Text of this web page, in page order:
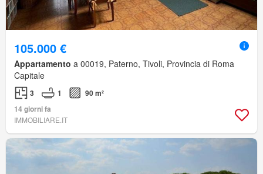
105.000 €
Appartamento a 00019, Paterno, Tivoli, Provincia di Roma
Capitale
3 1
90 m²
14 giorni fa
IMMOBILIARE.IT